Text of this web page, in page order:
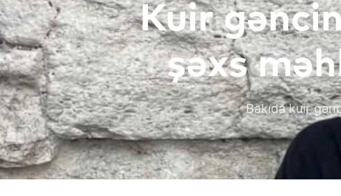
Kuir
şəxs
Bakıda kuir